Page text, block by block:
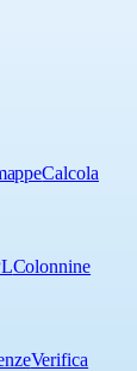
Calcola
Colonnine
Verifica